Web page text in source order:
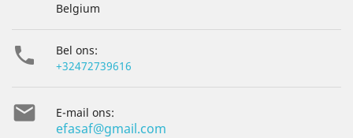
Belgium

Bel ons:
+32472739616
 E-mail ons:
efasaf@gmail.com